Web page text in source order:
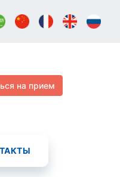
на прием